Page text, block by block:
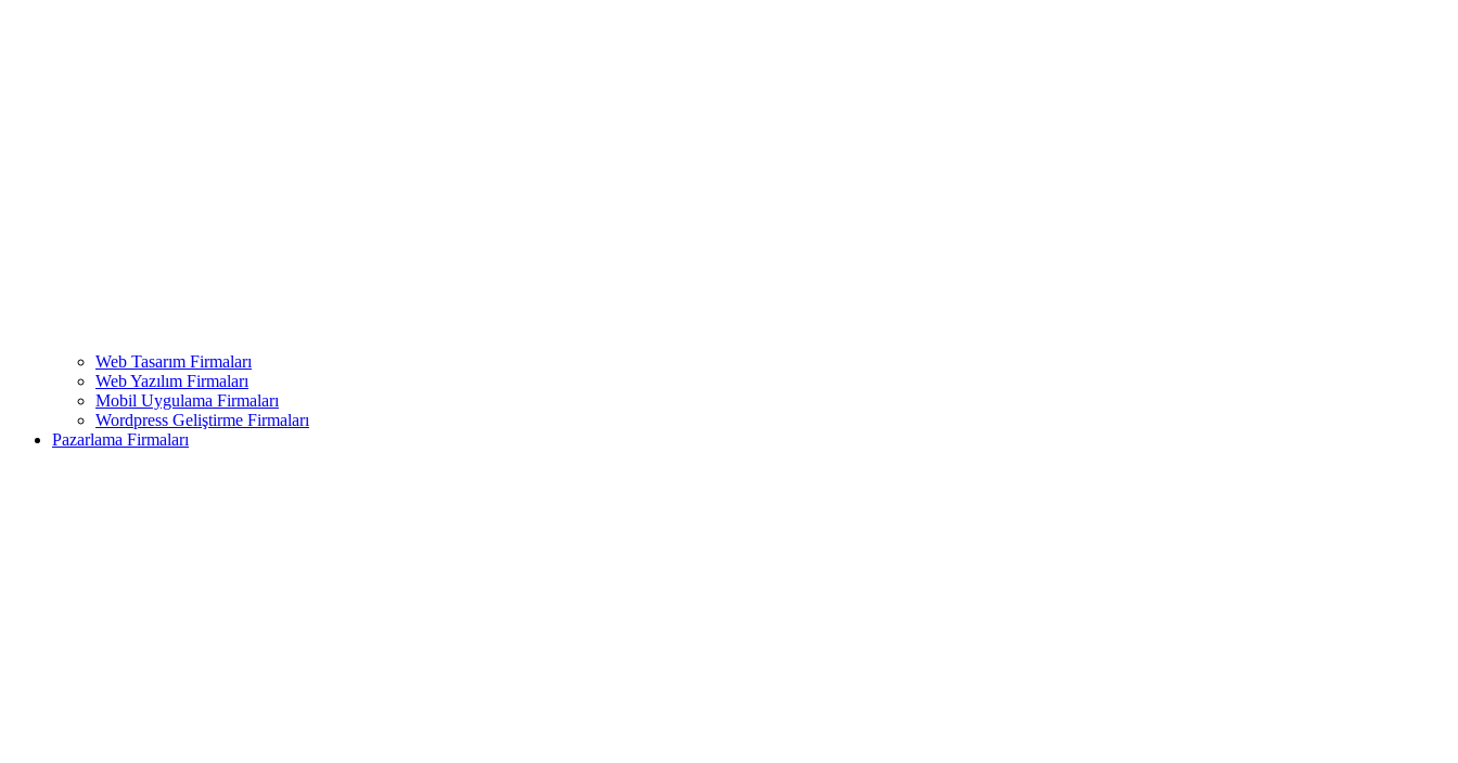
Web Tasarım Firmaları
Web Yazılım Firmaları
Mobil Uygulama Firmaları
Wordpress Geliştirme Firmaları
Pazarlama Firmaları